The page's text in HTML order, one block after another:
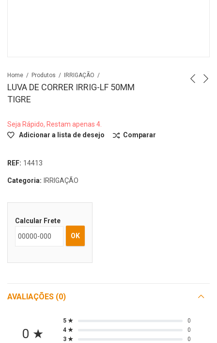
Home Produtos IRRIGAÇÃO
LUVA DE CORRER IRRIG-LF 50MM
TIGRE
Seja Rápido, Restam apenas 4.
Adicionar a lista de desejo
Comparar
REF: 14413
Categoria: IRRIGAÇÃO
Calcular Frete
OK
AVALIAÇÕES (0)
0 ★
5 ★
0
4 ★
0
3 ★
0